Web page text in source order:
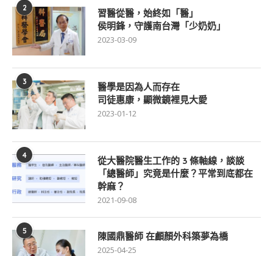
2
習醫從醫，始終如「醫」
侯明鋒，守護南台灣「少奶奶」
2023-03-09
3
醫學是因為人而存在
司徒惠康，顯微鏡裡見大愛
2023-01-12
4
從大醫院醫生工作的 3 條軸線，談談
「總醫師」究竟是什麼？平常到底都在
幹麻？
2021-09-08
5 陳國鼎醫師 在顱顏外科築夢為橋
2025-04-25